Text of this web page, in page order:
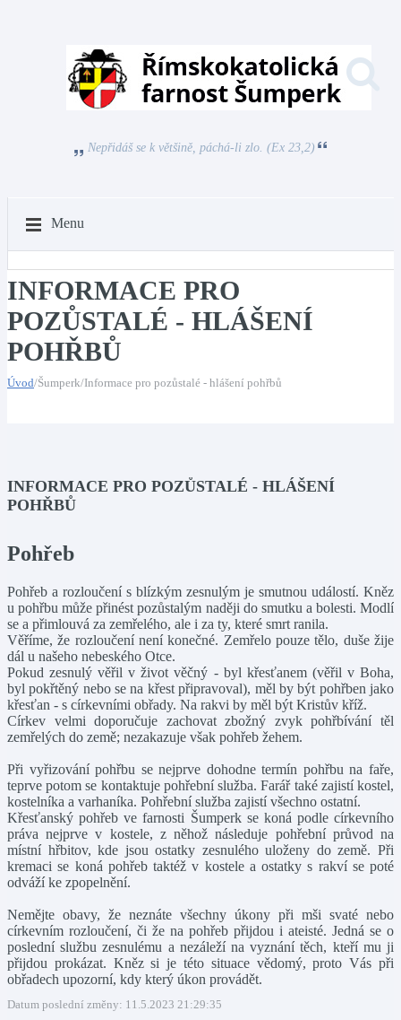
Nepřidáš se k většině, páchá-li zlo. (Ex 23,2)
Menu
INFORMACE PRO
POZŮSTALÉ - HLÁŠENÍ
POHŘBŮ
Úvod/Šumperk/Informace pro pozůstalé - hlášení pohřbů
INFORMACE PRO POZŮSTALÉ - HLÁŠENÍ
POHŘBŮ
Pohřeb
Pohřeb a rozloučení s blízkým zesnulým je smutnou událostí. Kněz
u pohřbu může přinést pozůstalým naději do smutku a bolesti. Modlí
se a přimlouvá za zemřelého, ale i za ty, které smrt ranila.
Věříme, že rozloučení není konečné. Zemřelo pouze tělo, duše žije
dál u našeho nebeského Otce.
Pokud zesnulý věřil v život věčný - byl křesťanem (věřil v Boha,
byl pokřtěný nebo se na křest připravoval), měl by být pohřben jako
křesťan - s církevními obřady. Na rakvi by měl být Kristův kříž.
Církev velmi doporučuje zachovat zbožný zvyk pohřbívání těl
zemřelých do země; nezakazuje však pohřeb žehem.
Při vyřizování pohřbu se nejprve dohodne termín pohřbu na faře,
teprve potom se kontaktuje pohřební služba. Farář také zajistí kostel,
kostelníka a varhaníka. Pohřební služba zajistí všechno ostatní.
Křesťanský pohřeb ve farnosti Šumperk se koná podle církevního
práva nejprve v kostele, z něhož následuje pohřební průvod na
místní hřbitov, kde jsou ostatky zesnulého uloženy do země. Při
kremaci se koná pohřeb taktéž v kostele a ostatky s rakví se poté
odváží ke zpopelnění.
Nemějte obavy, že neznáte všechny úkony při mši svaté nebo
církevním rozloučení, či že na pohřeb přijdou i ateisté. Jedná se o
poslední službu zesnulému a nezáleží na vyznání těch, kteří mu ji
přijdou prokázat. Kněz si je této situace vědomý, proto Vás při
obřadech upozorní, kdy který úkon provádět.
Datum poslední změny: 11.5.2023 21:29:35